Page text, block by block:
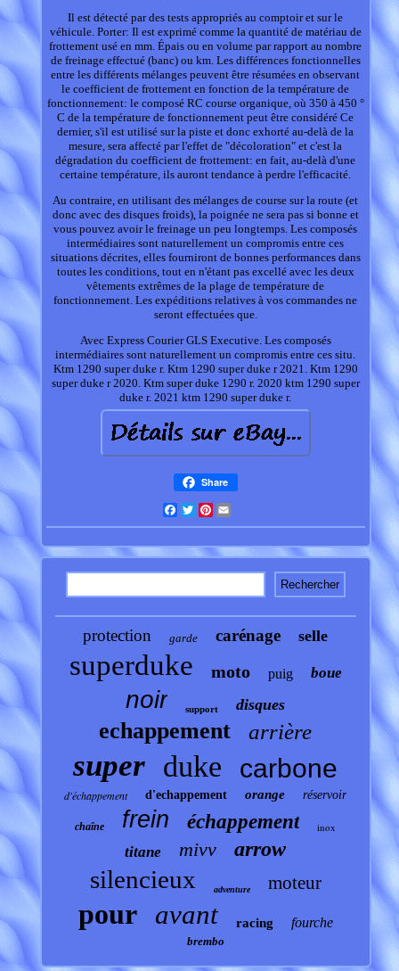
Il est détecté par des tests appropriés au comptoir et sur le
véhicule. Porter: Il est exprimé comme la quantité de matériau de
frottement usé en mm. Épais ou en volume par rapport au nombre
de freinage effectué (banc) ou km. Les différences fonctionnelles
entre les différents mélanges peuvent être résumées en observant
le coefficient de frottement en fonction de la température de
fonctionnement: le composé RC course organique, où 350 à 450 °
C de la température de fonctionnement peut être considéré Ce
dernier, s'il est utilisé sur la piste et donc exhorté au-delà de la
mesure, sera affecté par l'effet de "décoloration" et c'est la
dégradation du coefficient de frottement: en fait, au-delà d'une
certaine température, ils auront tendance à perdre l'efficacité.
Au contraire, en utilisant des mélanges de course sur la route (et
donc avec des disques froids), la poignée ne sera pas si bonne et
vous pouvez avoir le freinage un peu longtemps. Les composés
intermédiaires sont naturellement un compromis entre ces
situations décrites, elles fourniront de bonnes performances dans
toutes les conditions, tout en n'étant pas excellé avec les deux
vêtements extrêmes de la plage de température de
fonctionnement. Les expéditions relatives à vos commandes ne
seront effectuées que.
Avec Express Courier GLS Executive. Les composés
intermédiaires sont naturellement un compromis entre ces situ.
Ktm 1290 super duke r. Ktm 1290 super duke r 2021. Ktm 1290
super duke r 2020. Ktm super duke 1290 r. 2020 ktm 1290 super
duke r. 2021 ktm 1290 super duke r.
Share
Facebook
TwitterPinterest
protection garde carénage selle
superduke moto puig boue
noir support disques
echappement arrière
super duke carbone
d'échappement d'echappement orange réservoir
chaîne frein échappement inox
titane mivv arrow
silencieux adventure moteur
pour avant racing fourche
brembo